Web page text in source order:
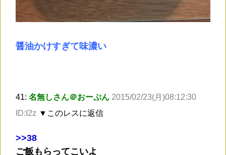
醤油かけすぎて味濃い
41: 名無しさん＠おーぷん 2015/02/23(月)08:12:30
ID:I2z ▼このレスに返信
>>38
ご飯もらってこいよ